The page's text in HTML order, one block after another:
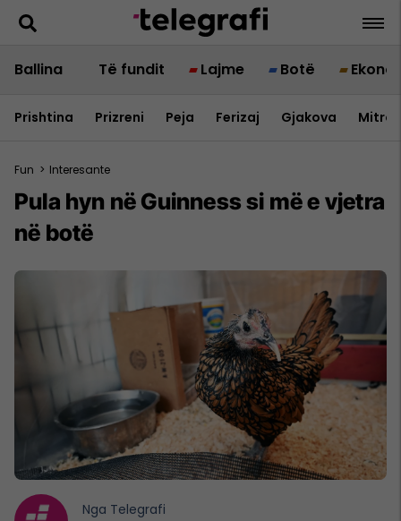
Ballina Të fundit Lajme Botë
Prishtina Prizreni Peja Ferizaj Gjakova
Fun > Interesante
Pula hyn në Guinness si më e vjetra
në botë
Nga Telegrafi